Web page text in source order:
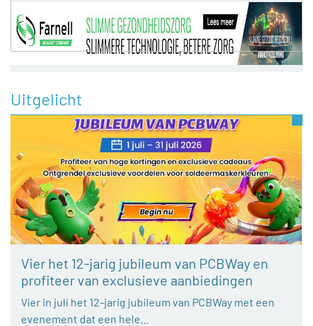
Uitgelicht
Vier het 12-jarig jubileum van PCBWay en
profiteer van exclusieve aanbiedingen
Vier in juli het 12-jarig jubileum van PCBWay met een
evenement dat een hele…